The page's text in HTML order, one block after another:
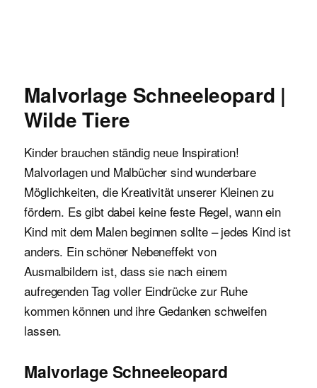
Malvorlage Schneeleopard |
Wilde Tiere
Kinder brauchen ständig neue Inspiration!
Malvorlagen und Malbücher sind wunderbare
Möglichkeiten, die Kreativität unserer Kleinen zu
fördern. Es gibt dabei keine feste Regel, wann ein
Kind mit dem Malen beginnen sollte – jedes Kind ist
anders. Ein schöner Nebeneffekt von
Ausmalbildern ist, dass sie nach einem
aufregenden Tag voller Eindrücke zur Ruhe
kommen können und ihre Gedanken schweifen
lassen.
Malvorlage Schneeleopard